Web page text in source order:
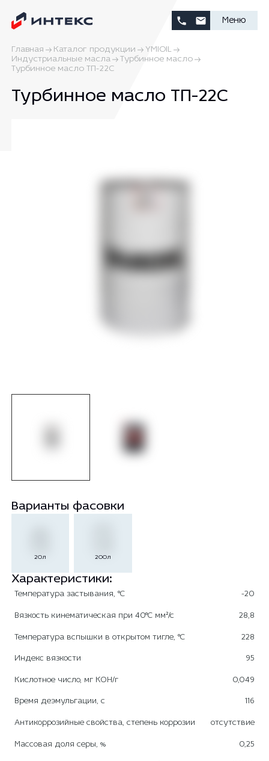
Меню
Главная Каталог продукции
YMIOIL
Индустриальные масла
Турбинное масло
Турбинное масло ТП-22С
Турбинное масло ТП-22С
Варианты фасовки
20л 200л
Характеристики:
Температура застывания, °С -20
Вязкость кинематическая при 40°С мм²/с 28,8
Температура вспышки в открытом тигле, °С 228
Индекс вязкости 95
Кислотное число, мг КОН/г 0,049
Время деэмульгации, с 116
Антикоррозийные свойства, степень коррозии отсутствие
Массовая доля серы, % 0,25